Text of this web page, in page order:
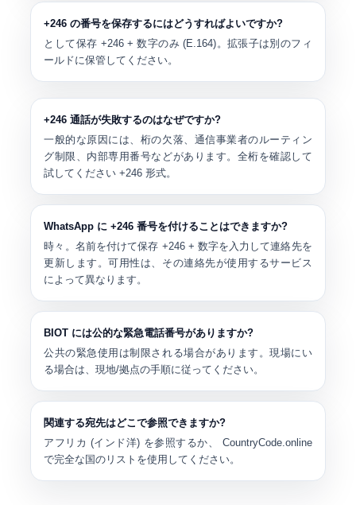
+246 の番号を保存するにはどうすればよいですか?
として保存 +246+ 数字のみ (E.164)。拡張子は別のフィ
ールドに保管してください。
+246 通話が失敗するのはなぜですか?
一般的な原因には、桁の欠落、通信事業者のルーティン
グ制限、内部専用番号などがあります。全桁を確認して
試してください+246 形式。
WhatsApp に +246 番号を付けることはできますか?
時々。名前を付けて保存 +246+ 数字を入力して連絡先を
更新します。可用性は、その連絡先が使用するサービス
によって異なります。
BIOT には公的な緊急電話番号がありますか?
公共の緊急使用は制限される場合があります。現場にい
る場合は、現地/拠点の手順に従ってください。
関連する宛先はどこで参照できますか?
アフリカ (インド洋) を参照するか、 CountryCode.online
で完全な国のリストを使用してください。